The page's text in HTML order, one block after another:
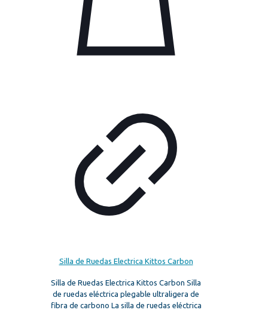
Silla de Ruedas Electrica Kittos Carbon
Silla de Ruedas Electrica Kittos Carbon Silla
de ruedas eléctrica plegable ultraligera de
fibra de carbono La silla de ruedas eléctrica